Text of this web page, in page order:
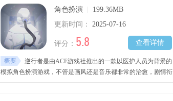
角色扮演
199.36MB
更新时间：
2025-07-16
查看详情
评分： 5.8
概要
逆行者是由ACE游戏社推出的一款以医护人员为背景的
模拟角色扮演游戏，不管是画风还是音乐都非常的治愈，剧情衔
接优秀，玩家们可以通过多重不同的视觉去体验各种角色的经
历，